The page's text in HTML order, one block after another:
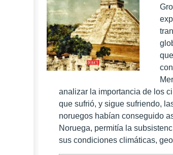
analizar la importancia de los
que sufrió, y sigue sufriendo,
noruegos habían conseguido
Noruega, permitía la
sus condiciones climáticas,